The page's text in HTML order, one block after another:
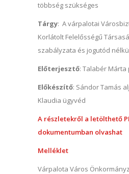
többség szükséges
Tárgy: A várpalotai
Korlátolt Felelősségű
szabályzata és jogutód
Előterjesztő: Talabér
Előkészítő: Sándor Tamás
Klaudia ügyvéd
A részletekről a letölthető
dokumentumban olvashat
Melléklet
Várpalota Város